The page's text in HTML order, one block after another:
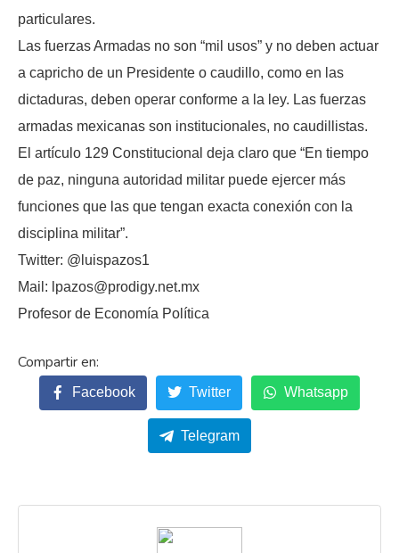
particulares.
Las fuerzas Armadas no son “mil usos” y no deben actuar
a capricho de un Presidente o caudillo, como en las
dictaduras, deben operar conforme a la ley. Las fuerzas
armadas mexicanas son institucionales, no caudillistas.
El artículo 129 Constitucional deja claro que “En tiempo
de paz, ninguna autoridad militar puede ejercer más
funciones que las que tengan exacta conexión con la
disciplina militar”.
Twitter: @luispazos1
Mail: lpazos@prodigy.net.mx
Profesor de Economía Política
Facebook Twitter Whatsapp
Telegram